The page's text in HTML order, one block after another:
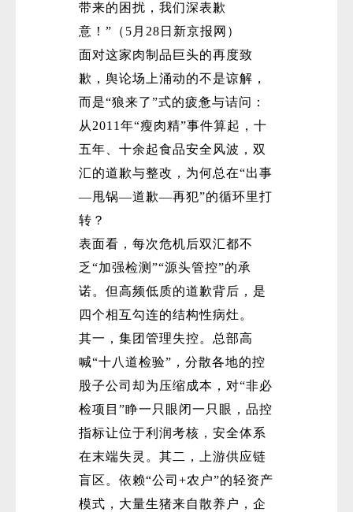
带来的困扰，我们深表歉
意！”（5月28日新京报网）
面对这家肉制品巨头的再度致
歉，舆论场上涌动的不是谅解，
而是“狼来了”式的疲惫与诘问：
从2011年“瘦肉精”事件算起，十
五年、十余起食品安全风波，双
汇的道歉与整改，为何总在“出事
—甩锅—道歉—再犯”的循环里打
转？
表面看，每次危机后双汇都不
乏“加强检测”“源头管控”的承
诺。但高频低质的道歉背后，是
四个相互勾连的结构性病灶。
其一，集团管理失控。总部高
喊“十八道检验”，分散各地的控
股子公司却为压缩成本，对“非必
检项目”睁一只眼闭一只眼，品控
指标让位于利润考核，安全体系
在末端失灵。其二，上游供应链
盲区。依赖“公司+农户”的轻资产
模式，大量生猪来自散养户，企